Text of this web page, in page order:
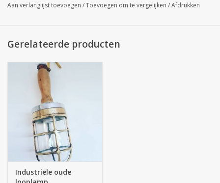
Aan verlanglijst toevoegen /Toevoegen om te vergelijken /Afdrukken
Gerelateerde producten
Industriele oude